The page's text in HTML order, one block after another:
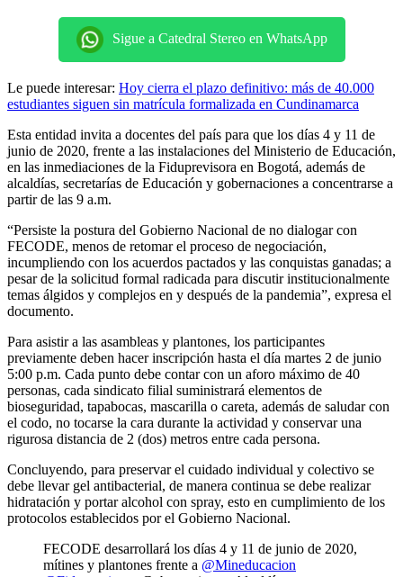
Sigue a Catedral Stereo en WhatsApp
Le puede interesar: Hoy cierra el plazo definitivo: más de 40.000
estudiantes siguen sin matrícula formalizada en Cundinamarca
Esta entidad invita a docentes del país para que los días 4 y 11 de
junio de 2020, frente a las instalaciones del Ministerio de Educación,
en las inmediaciones de la Fiduprevisora en Bogotá, además de
alcaldías, secretarías de Educación y gobernaciones a concentrarse a
partir de las 9 a.m.
“Persiste la postura del Gobierno Nacional de no dialogar con
FECODE, menos de retomar el proceso de negociación,
incumpliendo con los acuerdos pactados y las conquistas ganadas; a
pesar de la solicitud formal radicada para discutir institucionalmente
temas álgidos y complejos en y después de la pandemia”, expresa el
documento.
Para asistir a las asambleas y plantones, los participantes
previamente deben hacer inscripción hasta el día martes 2 de junio
5:00 p.m. Cada punto debe contar con un aforo máximo de 40
personas, cada sindicato filial suministrará elementos de
bioseguridad, tapabocas, mascarilla o careta, además de saludar con
el codo, no tocarse la cara durante la actividad y conservar una
rigurosa distancia de 2 (dos) metros entre cada persona.
Concluyendo, para preservar el cuidado individual y colectivo se
debe llevar gel antibacterial, de manera continua se debe realizar
hidratación y portar alcohol con spray, esto en cumplimiento de los
protocolos establecidos por el Gobierno Nacional.
FECODE desarrollará los días 4 y 11 de junio de 2020,
mítines y plantones frente a @Mineducacion